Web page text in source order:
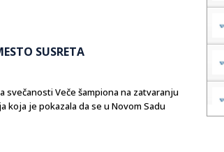
SUSRETA
Veče šampiona na zatvaranju
koja je pokazala da se u Novom Sadu